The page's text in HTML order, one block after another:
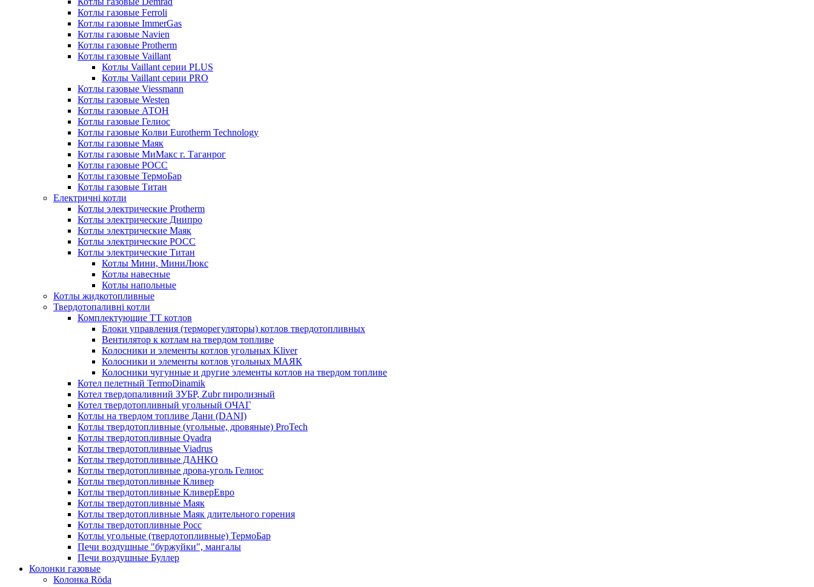
Котлы газовые Ferroli
Котлы газовые ImmerGas
Котлы газовые Navien
Котлы газовые Protherm
Котлы газовые Vaillant
Котлы Vaillant серии PLUS
Котлы Vaillant серии PRO
Котлы газовые Viessmann
Котлы газовые Westen
Котлы газовые АТОН
Котлы газовые Гелиос
Котлы газовые Колви Eurotherm Technology
Котлы газовые Маяк
Котлы газовые МиМакс г. Таганрог
Котлы газовые РОСС
Котлы газовые ТермоБар
Котлы газовые Титан
Електричні котли
Котлы электрические Protherm
Котлы электрические Днипро
Котлы электрические Маяк
Котлы электрические РОСС
Котлы электрические Титан
Котлы Мини, МиниЛюкс
Котлы навесные
Котлы напольные
Котлы жидкотопливные
Твердотопаливні котли
Комплектующие ТТ котлов
Блоки управления (терморегуляторы) котлов твердотопливных
Вентилятор к котлам на твердом топливе
Колосники и элементы котлов угольных Kliver
Колосники и элементы котлов угольных МАЯК
Колосники чугунные и другие элементы котлов на твердом топливе
Котел пелетный TermoDinamik
Котел твердопаливний ЗУБР, Zubr пиролизный
Котел твердотопливный угольный ОЧАГ
Котлы на твердом топливе Дани (DANI)
Котлы твердотопливные (угольные, дровяные) ProTech
Котлы твердотопливные Qvadra
Котлы твердотопливные Viadrus
Котлы твердотопливные ДАНКО
Котлы твердотопливные дрова-уголь Гелиос
Котлы твердотопливные Кливер
Котлы твердотопливные КливерЕвро
Котлы твердотопливные Маяк
Котлы твердотопливные Маяк длительного горения
Котлы твердотопливные Росс
Котлы угольные (твердотопливные) ТермоБар
Печи воздушные "буржуйки", мангалы
Печи воздушные Буллер
Колонки газовые
Колонка Rӧda